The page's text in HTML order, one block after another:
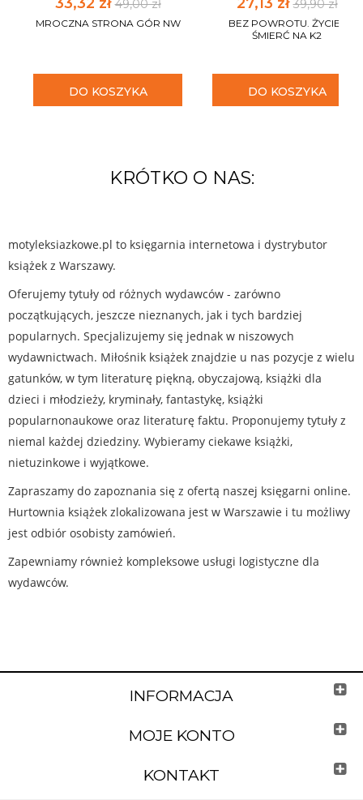
49,00 zł
MROCZNA STRONA GÓR NW
DO KOSZYKA
39,90 zł
BEZ POWROTU. ŻYCIE I
ŚMIERĆ NA K2
DO KOSZYKA
KRÓTKO O NAS:
motyleksiazkowe.pl to księgarnia internetowa i dystrybutor
książek z Warszawy.
Oferujemy tytuły od różnych wydawców - zarówno
początkujących, jeszcze nieznanych, jak i tych bardziej
popularnych. Specjalizujemy się jednak w niszowych
wydawnictwach. Miłośnik książek znajdzie u nas pozycje z wielu
gatunków, w tym literaturę piękną, obyczajową, książki dla
dzieci i młodzieży, kryminały, fantastykę, książki
popularnonaukowe oraz literaturę faktu. Proponujemy tytuły z
niemal każdej dziedziny. Wybieramy ciekawe książki,
nietuzinkowe i wyjątkowe.
Zapraszamy do zapoznania się z ofertą naszej księgarni online.
Hurtownia książek zlokalizowana jest w Warszawie i tu możliwy
jest odbiór osobisty zamówień.
Zapewniamy również kompleksowe usługi logistyczne dla
wydawców.
INFORMACJA
MOJE KONTO
KONTAKT